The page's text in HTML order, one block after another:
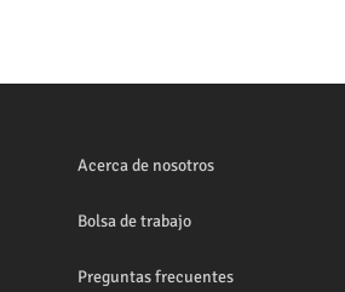
Acerca de nosotros
Bolsa de trabajo
Preguntas frecuentes